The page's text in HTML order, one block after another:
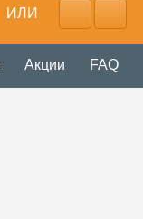
ИЛИ
Акции FAQ